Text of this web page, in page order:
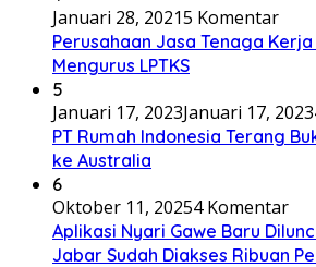
Januari 28, 20215 Komentar
Perusahaan Jasa Tenaga
Mengurus LPTKS
5
Januari 17, 2023Januari 17, 2023
PT Rumah Indonesia Terang
ke Australia
6
Oktober 11, 20254 Komentar
Aplikasi Nyari Gawe Baru
Jabar Sudah Diakses Ribuan